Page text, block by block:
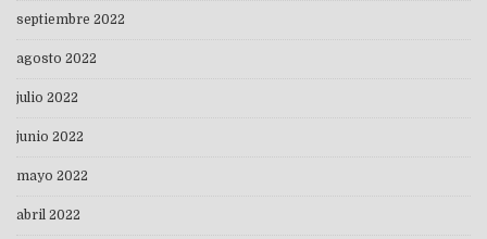
septiembre 2022
agosto 2022
julio 2022
junio 2022
mayo 2022
abril 2022